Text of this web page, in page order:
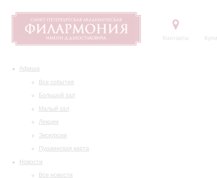
Контакты
Афиша
Все события
Большой зал
Малый зал
Лекции
Экскурсии
Пушкинская карта
Новости
Все новости